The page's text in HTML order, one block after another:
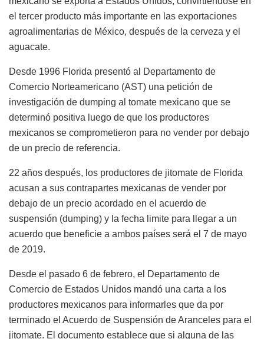
el tercer producto más importante en las exportaciones
agroalimentarias de México, después de la cerveza y el
aguacate.
Desde 1996 Florida presentó al Departamento de
Comercio Norteamericano (AST) una petición de
investigación de dumping al tomate mexicano que se
determinó positiva luego de que los productores
mexicanos se comprometieron para no vender por debajo
de un precio de referencia.
22 años después, los productores de jitomate de Florida
acusan a sus contrapartes mexicanas de vender por
debajo de un precio acordado en el acuerdo de
suspensión (dumping) y la fecha limite para llegar a un
acuerdo que beneficie a ambos países será el 7 de mayo
de 2019.
Desde el pasado 6 de febrero, el Departamento de
Comercio de Estados Unidos mandó una carta a los
productores mexicanos para informarles que da por
terminado el Acuerdo de Suspensión de Aranceles para el
jitomate. El documento establece que si alguna de las